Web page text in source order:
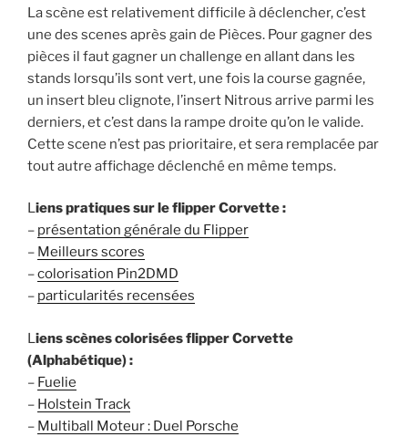
La scène est relativement difficile à déclencher, c’est
une des scenes après gain de Pièces. Pour gagner des
pièces il faut gagner un challenge en allant dans les
stands lorsqu’ils sont vert, une fois la course gagnée,
un insert bleu clignote, l’insert Nitrous arrive parmi les
derniers, et c’est dans la rampe droite qu’on le valide.
Cette scene n’est pas prioritaire, et sera remplacée par
tout autre affichage déclenché en même temps.
Liens pratiques sur le flipper Corvette :
– présentation générale du Flipper
– Meilleurs scores
–colorisation Pin2DMD
– particularités recensées
Liens scènes colorisées flipper Corvette
(Alphabétique) :
– Fuelie
– Holstein Track
– Multiball Moteur : Duel Porsche